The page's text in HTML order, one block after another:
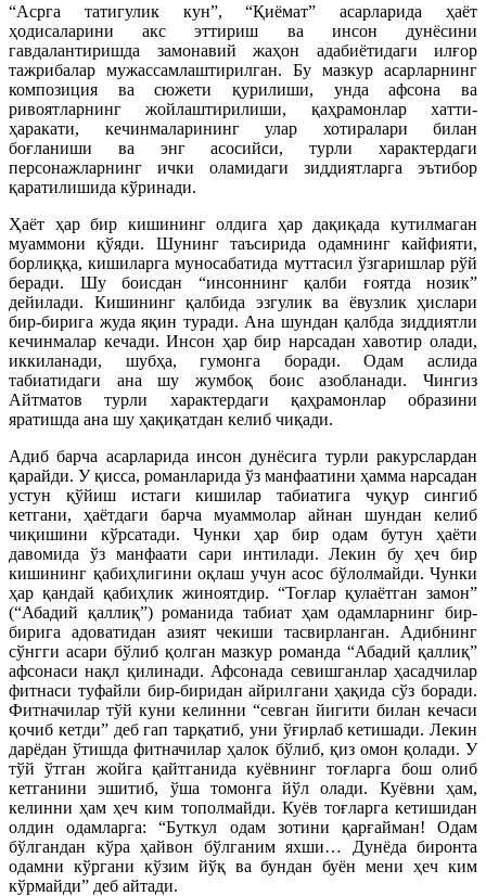
“Асрга татигулик кун”, “Қиёмат” асарларида ҳаёт
ҳодисаларини акс эттириш ва инсон дунёсини
гавдалантиришда замонавий жаҳон адабиётидаги илғор
тажрибалар мужассамлаштирилган. Бу мазкур асарларнинг
композиция ва сюжети қурилиши, унда афсона ва
ривоятларнинг жойлаштирилиши, қаҳрамонлар хатти-
ҳаракати, кечинмаларининг улар хотиралари билан
боғланиши ва энг асосийси, турли характердаги
персонажларнинг ички оламидаги зиддиятларга эътибор
қаратилишида кўринади.
Ҳаёт ҳар бир кишининг олдига ҳар дақиқада кутилмаган
муаммони қўяди. Шунинг таъсирида одамнинг кайфияти,
борлиққа, кишиларга муносабатида муттасил ўзгаришлар рўй
беради. Шу боисдан “инсоннинг қалби ғоятда нозик”
дейилади. Кишининг қалбида эзгулик ва ёвузлик ҳислари
бир-бирига жуда яқин туради. Ана шундан қалбда зиддиятли
кечинмалар кечади. Инсон ҳар бир нарсадан хавотир олади,
иккиланади, шубҳа, гумонга боради. Одам аслида
табиатидаги ана шу жумбоқ боис азобланади. Чингиз
Айтматов турли характердаги қаҳрамонлар образини
яратишда ана шу ҳақиқатдан келиб чиқади.
Адиб барча асарларида инсон дунёсига турли ракурслардан
қарайди. У қисса, романларида ўз манфаатини ҳамма нарсадан
устун қўйиш истаги кишилар табиатига чуқур сингиб
кетгани, ҳаётдаги барча муаммолар айнан шундан келиб
чиқишини кўрсатади. Чунки ҳар бир одам бутун ҳаёти
давомида ўз манфаати сари интилади. Лекин бу ҳеч бир
кишининг қабиҳлигини оқлаш учун асос бўлолмайди. Чунки
ҳар қандай қабиҳлик жиноятдир. “Тоғлар қулаётган замон”
(“Абадий қаллиқ”) романида табиат ҳам одамларнинг бир-
бирига адоватидан азият чекиши тасвирланган. Адибнинг
сўнгги асари бўлиб қолган мазкур романда “Абадий қаллиқ”
афсонаси нақл қилинади. Афсонада севишганлар ҳасадчилар
фитнаси туфайли бир-биридан айрилгани ҳақида сўз боради.
Фитначилар тўй куни келинни “севган йигити билан кечаси
қочиб кетди” деб гап тарқатиб, уни ўғирлаб кетишади. Лекин
дарёдан ўтишда фитначилар ҳалок бўлиб, қиз омон қолади. У
тўй ўтган жойга қайтганида куёвнинг тоғларга бош олиб
кетганини эшитиб, ўша томонга йўл олади. Куёвни ҳам,
келинни ҳам ҳеч ким тополмайди. Куёв тоғларга кетишидан
олдин одамларга: “Буткул одам зотини қарғайман! Одам
бўлгандан кўра ҳайвон бўлганим яхши… Дунёда биронта
одамни кўргани кўзим йўқ ва бундан буён мени ҳеч ким
кўрмайди” деб айтади.